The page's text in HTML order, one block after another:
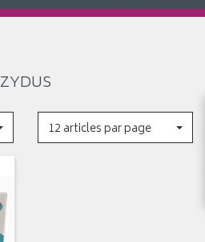
ZYDUS
12 articles par page